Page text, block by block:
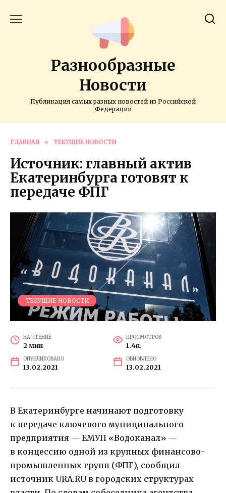
Разнообразные
Новости
Публикация самых разных новостей из Российской
Федерации
ГЛАВНАЯ » ТЕКУЩИЕ НОВОСТИ
Источник: главный актив
Екатеринбурга готовят к
передаче ФПГ
ТЕКУЩИЕ НОВОСТИ
НА ЧТЕНИЕ
2 мин
ПРОСМОТРОВ
1.4к.
ОПУБЛИКОВАНО
13.02.2021
ОБНОВЛЕНО
13.02.2021
В Екатеринбурге начинают подготовку
к передаче ключевого муниципального
предприятия — ЕМУП «Водоканал» —
в концессию одной из крупных финансово-
промышленных групп (ФПГ), сообщил
источник URA.RU в городских структурах